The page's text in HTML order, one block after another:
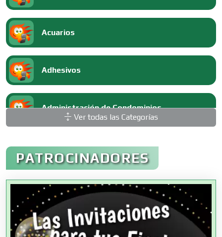
Acuarios
Adhesivos
Administración de Condominios
Administración de Empresas
Agencias Aduanales
Agencias de Autos
Ver todas las Categorías
PATROCINADORES